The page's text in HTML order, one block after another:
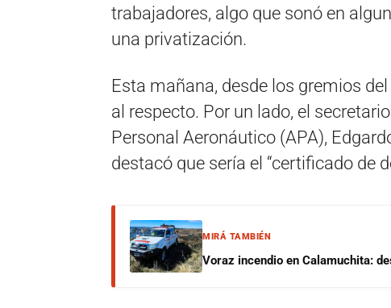
trabajadores, algo que sonó en
una privatización.
Esta mañana, desde los gremios
al respecto. Por un lado, el
Personal Aeronáutico (APA),
destacó que sería el “certificado de
MIRÁ TAMBIÉN
Voraz incendio en Calamuchita: